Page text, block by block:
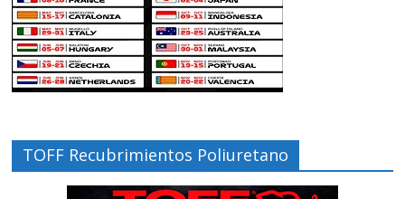
TOFF Recubrimientos Poliuretano